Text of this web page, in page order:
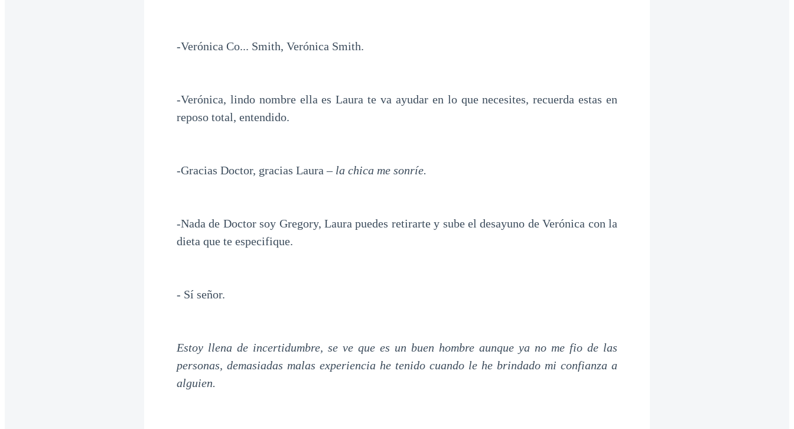
-Verónica Co... Smith, Verónica Smith.
-Verónica, lindo nombre ella es Laura te va ayudar en lo que necesites, recuerda estas en
reposo total, entendido.
-Gracias Doctor, gracias Laura – la chica me sonríe.
-Nada de Doctor soy Gregory, Laura puedes retirarte y sube el desayuno de Verónica con la
dieta que te especifique.
- Sí señor.
Estoy llena de incertidumbre, se ve que es un buen hombre aunque ya no me fio de las
personas, demasiadas malas experiencia he tenido cuando le he brindado mi confianza a
alguien.